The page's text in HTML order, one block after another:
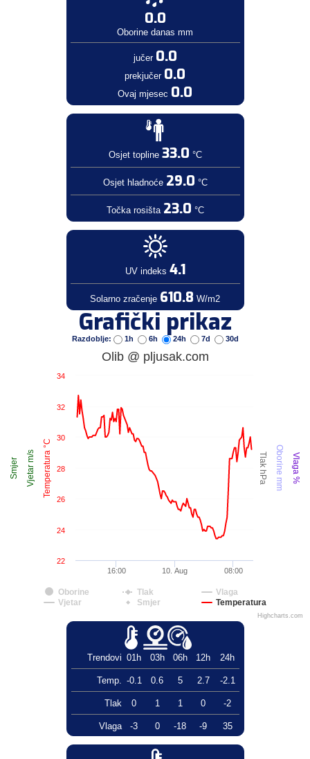
0.0
Oborine danas mm
jučer 0.0
prekjučer 0.0
Ovaj mjesec 0.0
Osjet topline 33.0 °C
Osjet hladnoće 29.0 °C
Točka rosišta 23.0 °C
UV indeks 4.1
Solarno zračenje 610.8 W/m2
Grafički prikaz
Razdoblje: 1h 6h 24h 7d 30d
Temperatura °C
Vjetar m/s Tlak hPa Oborine mm Vlaga %
Smjer
Olib @ pljusak.com
Oborine Tlak
Vlaga
Vjetar
Smjer Temperatura
10. Aug
16:00 08:00
22
24
26
28
30
32
34
Highcharts.com
Trendovi 01h 03h 06h 12h 24h
Temp. -0.1 0.6 5 2.7 -2.1
Tlak 0 1 1 0 -2
Vlaga -3 0 -18 -9 35